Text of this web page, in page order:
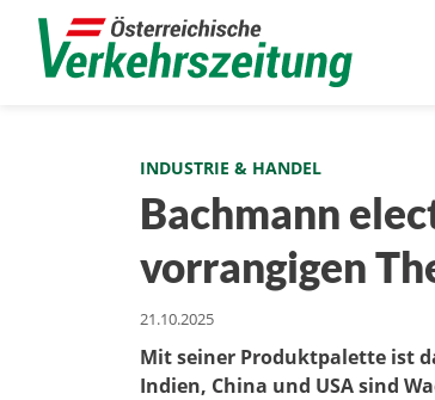
INDUSTRIE & HANDEL
Bachmann
vorrangigen
21.10.2025
Mit seiner Produktpalette ist
Indien, China und USA sind